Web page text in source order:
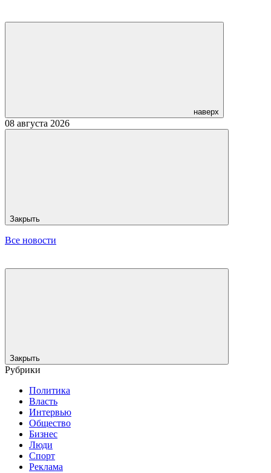
наверх
08 августа 2026
Закрыть
Все новости
Закрыть
Рубрики
Политика
Власть
Интервью
Общество
Бизнес
Люди
Спорт
Реклама